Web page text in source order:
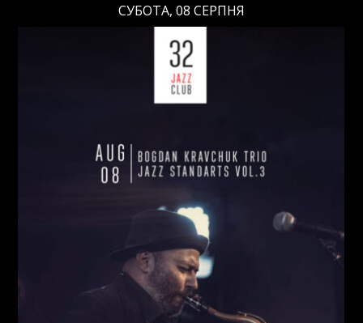
СУБОТА, 08 СЕРПНЯ
Ціна:
Богдан Кравчук (Саксофон
,) Олександр Ємець